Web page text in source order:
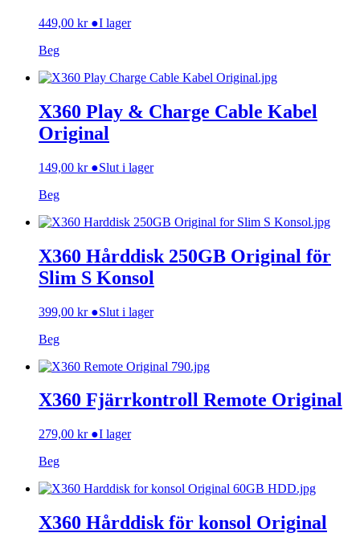
449,00 kr ●I lager
Beg
X360 Play & Charge Cable Kabel
Original
149,00 kr ●Slut i lager
Beg
X360 Hårddisk 250GB Original för
Slim S Konsol
399,00 kr ●Slut i lager
Beg
X360 Fjärrkontroll Remote Original
279,00 kr ●I lager
Beg
X360 Hårddisk för konsol Original